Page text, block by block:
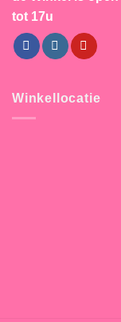
tot 17u
Winkellocatie